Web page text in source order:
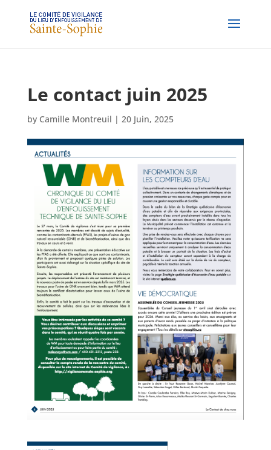
Le contact juin 2025
by Camille Montreuil | 20 Juin, 2025